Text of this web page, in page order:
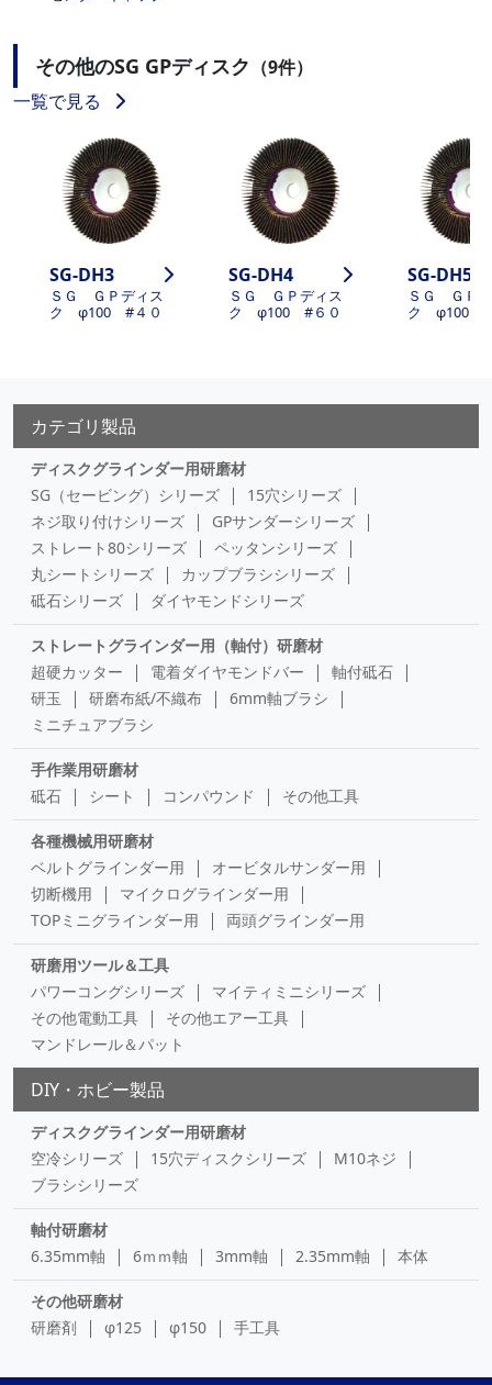
その他のSG GPディスク （9件）
一覧で見る
SG-DH3
ＳＧ ＧＰディス
ク φ100 #４０
SG-DH4
ＳＧ ＧＰディス
ク φ100 #６０
SG-DH5
ＳＧ ＧＰ
ク φ100 #
カテゴリ製品
ディスクグラインダー用研磨材
SG（セービング）シリーズ
15穴シリーズ
ネジ取り付けシリーズ
GPサンダーシリーズ
ストレート80シリーズ
ペッタンシリーズ
丸シートシリーズ
カップブラシシリーズ
砥石シリーズ
ダイヤモンドシリーズ
ストレートグラインダー用（軸付）研磨材
超硬カッター
電着ダイヤモンドバー
軸付砥石
研玉
研磨布紙/不織布
6mm軸ブラシ
ミニチュアブラシ
手作業用研磨材
砥石
シート コンパウンド その他工具
各種機械用研磨材
ベルトグラインダー用
オービタルサンダー用
切断機用
マイクログラインダー用
TOPミニグラインダー用
両頭グラインダー用
研磨用ツール＆工具
パワーコングシリーズ
マイティミニシリーズ
その他電動工具
その他エアー工具
マンドレール＆パット
DIY・ホビー製品
ディスクグラインダー用研磨材
空冷シリーズ
15穴ディスクシリーズ
M10ネジ
ブラシシリーズ
軸付研磨材
6.35mm軸
6ｍｍ軸 3mm軸 2.35mm軸 本体
その他研磨材
研磨剤
φ125 φ150 手工具